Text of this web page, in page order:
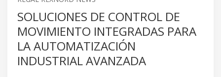
SOLUCIONES DE CONTROL DE
MOVIMIENTO INTEGRADAS PARA
LA AUTOMATIZACIÓN
INDUSTRIAL AVANZADA